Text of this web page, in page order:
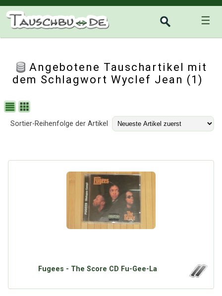
☰
Angebotene Tauschartikel mit
dem Schlagwort Wyclef Jean (1)
Sortier-Reihenfolge der Artikel
Fugees - The Score CD Fu-Gee-La